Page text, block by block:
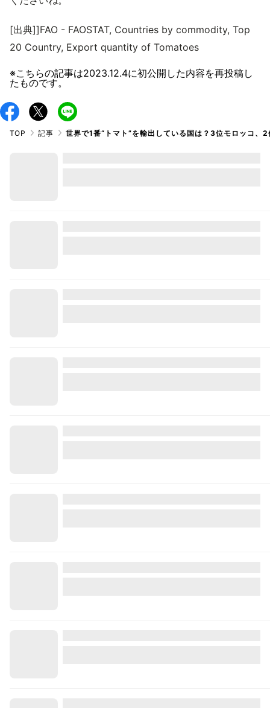
[出典]]FAO - FAOSTAT, Countries by commodity, Top
20 Country, Export quantity of Tomatoes
※こちらの記事は2023.12.4に初公開した内容を再投稿し
たものです。
TOP 記事 世界で1番“トマト”を輸出している国は？3位モロッコ、